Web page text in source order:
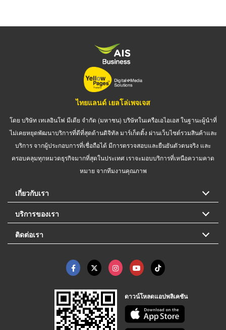
ไทยแลนด์ เยลโล่เพจเจส
โดย บริษัท เทเลอินโฟ มีเดีย จำกัด (มหาชน) บริษัทในเครือเอไอเอส ในฐานะผู้นำที่
ไม่เคยหยุดพัฒนาบริการที่ดีที่สุดด้านดิจิทัล มาร์เก็ตติ้ง ผ่านเว็บไซต์รวมสินค้าและ
บริการ จากผู้ประกอบการที่เชื่อถือได้ มีการตรวจสอบและยืนยันตัวตนจริง และ
ครอบคลุมทุกหมวดธุรกิจมากที่สุดในประเทศ เราจะมอบบริการที่เหนือความคาด
หมาย จากทีมงานคุณภาพ
เกี่ยวกับเรา
บริการของเรา
ติดต่อเรา
ดาวน์โหลดแอปพลิเคชัน